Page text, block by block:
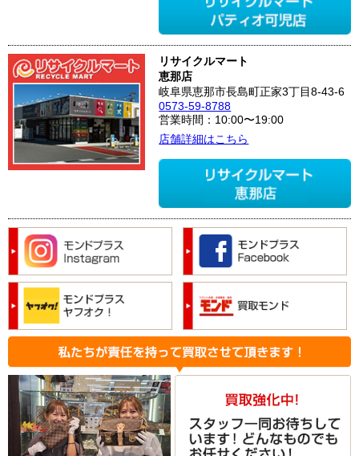
リサイクルマート
恵那店
岐阜県恵那市長島町正家3丁目8-43-6
0573-59-8788
営業時間：10:00〜19:00
店舗詳細はこちら